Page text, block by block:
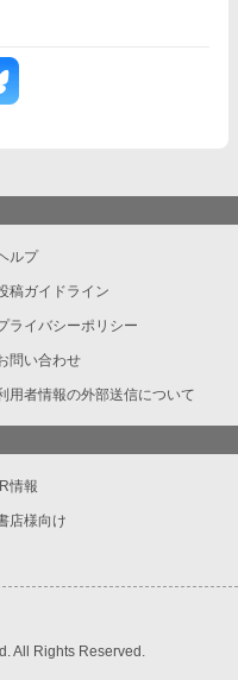
ルプ
稿ガイドライン
ライバシーポリシー
問い合わせ
用者情報の外部送信について
情報
店様向け
All Rights Reserved.